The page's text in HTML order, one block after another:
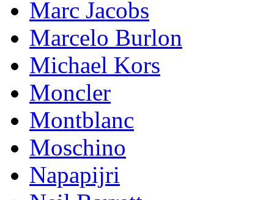
Marc Jacobs
Marcelo Burlon
Michael Kors
Mоnсlеr
Montblanc
Moschino
Napapijri